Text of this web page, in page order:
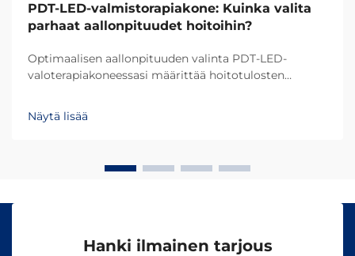
PDT-LED-valmistorapiakone: Kuinka valita
parhaat aallonpituudet hoitoihin?
Optimaalisen aallonpituuden valinta PDT-LED-
valoterapiakoneessasi määrittää hoitotulosten
aallonpituudet tunkeutuvat ihoon eri syvyyksiin ja
aiheuttavat erilaisia biologisia reaktioita, mikä tekee...
Näytä lisää
Hanki ilmainen tarjous